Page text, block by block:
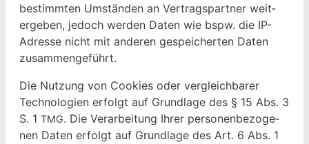
bes­timmten Umstän­den an Ver­tragspart­ner weit­
ergeben, jedoch wer­den Dat­en wie bspw. die IP-
Adresse nicht mit anderen gespe­icherten Dat­en
zusammengeführt.
Die Nutzung von Cook­ies oder ver­gle­ich­bar­er
Tech­nolo­gien erfol­gt auf Grund­lage des § 15 Abs. 3
S. 1 TMG. Die Ver­ar­beitung Ihrer per­so­n­en­be­zo­ge­
nen Dat­en erfol­gt auf Grund­lage des Art. 6 Abs. 1